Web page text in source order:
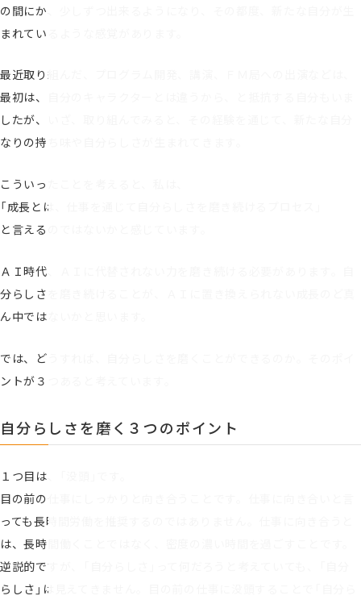
の間にか、少しずつ出来るようになり、その都度、新たな自分が生
まれているような感覚があります。
最近取り組んだ、プログラム開発、講演、ＦＭ局への出演などは、
最初は、自分のキャラクターとは違うから、と抵抗する自分もいま
したが、いざ、取り組んでみると、その経験を通じて、新たな自分
なりの持ち味や自分らしさが生まれてきます。
こういったことを考えると、私は、
「成長とは、仕事を通じて自分らしさを磨き続けるプロセス」
と言えるのではないかと感じています。
ＡＩ時代、ＡＩに代替されない力を磨き続ける必要があります。自
分らしさを磨き続けることが、ＡＩに置き換えられない成長のど真
ん中ではないかと思います。
では、どうすれば、自分らしさを磨くことができるのか。そのポイ
ントが３つあると考えています。
自分らしさを磨く３つのポイント
１つ目は、「没頭」です。
目の前の仕事にしっかりと向き合うことです。仕事に向き合いと言
っても長時間労働を推奨するのではありません。仕事に向き合うと
は、長時間働くことではなく、密度の濃い時間を過ごすことです。
逆説的ですが、「自分らしさ」って何だろうと考えていても、「自分
らしさ」は見えてきません。目の前の仕事に没頭することで「自分ら